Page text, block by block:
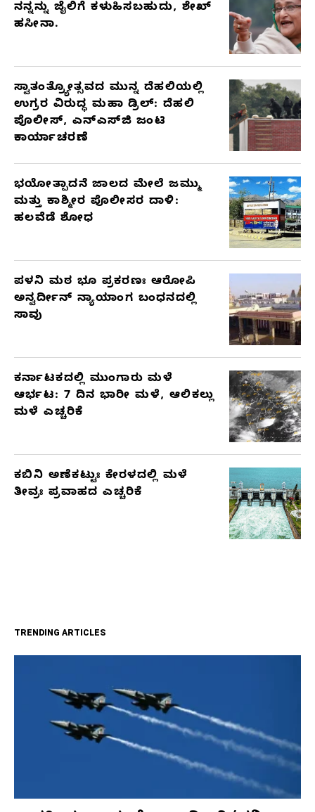
ನನ್ನನ್ನು ಜೈಲಿಗೆ ಕಳುಹಿಸಬಹುದು, ಶೇಖ್
ಹಸೀನಾ.
ಸ್ವಾತಂತ್ರ್ಯೋತ್ಸವದ ಮುನ್ನ ದೆಹಲಿಯಲ್ಲಿ
ಉಗ್ರರ ವಿರುದ್ಧ ಮಹಾ ಡ್ರಿಲ್: ದೆಹಲಿ
ಪೊಲೀಸ್, ಎನ್‌ಎಸ್‌ಜಿ ಜಂಟಿ
ಕಾರ್ಯಾಚರಣೆ
ಭಯೋತ್ಪಾದನೆ ಜಾಲದ ಮೇಲೆ ಜಮ್ಮು
ಮತ್ತು ಕಾಶ್ಮೀರ ಪೊಲೀಸರ ದಾಳಿ:
ಹಲವೆಡೆ ಶೋಧ
ಪಳನಿ ಮಠ ಭೂ ಪ್ರಕರಣಃ ಆರೋಪಿ
ಅನ್ವರ್ದೀನ್ ನ್ಯಾಯಾಂಗ ಬಂಧನದಲ್ಲಿ
ಸಾವು
ಕರ್ನಾಟಕದಲ್ಲಿ ಮುಂಗಾರು ಮಳೆ
ಆರ್ಭಟ: 7 ದಿನ ಭಾರೀ ಮಳೆ, ಆಲಿಕಲ್ಲು
ಮಳೆ ಎಚ್ಚರಿಕೆ
ಕಬಿನಿ ಅಣೆಕಟ್ಟುಃ ಕೇರಳದಲ್ಲಿ ಮಳೆ
ತೀವ್ರಃ ಪ್ರವಾಹದ ಎಚ್ಚರಿಕೆ
TRENDING ARTICLES